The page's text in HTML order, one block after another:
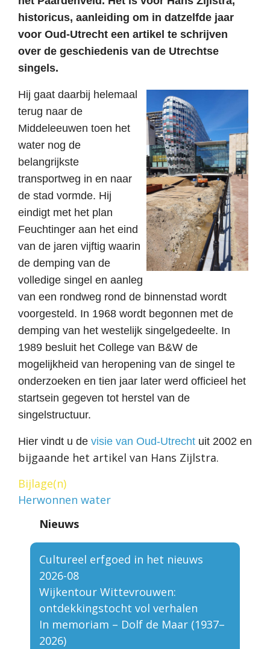
historicus, aanleiding om in datzelfde jaar
voor Oud-Utrecht een artikel te schrijven
over de geschiedenis van de Utrechtse
singels.
Hij gaat daarbij helemaal
terug naar de
Middeleeuwen toen het
water nog de
belangrijkste
transportweg in en naar
de stad vormde. Hij
eindigt met het plan
Feuchtinger aan het eind
van de jaren vijftig waarin
de demping van de
volledige singel en aanleg
van een rondweg rond de binnenstad wordt
voorgesteld. In 1968 wordt begonnen met de
demping van het westelijk singelgedeelte. In
1989 besluit het College van B&W de
mogelijkheid van heropening van de singel te
onderzoeken en tien jaar later werd officieel het
startsein gegeven tot herstel van de
singelstructuur.
Hier vindt u de visie van Oud-Utrecht uit 2002 en
bijgaande het artikel van Hans Zijlstra.
Bijlage(n)
Herwonnen water
Nieuws
Cultureel erfgoed in het nieuws
2026-08
Wijkentour Wittevrouwen:
ontdekkingstocht vol verhalen
In memoriam – Dolf de Maar (1937–
2026)